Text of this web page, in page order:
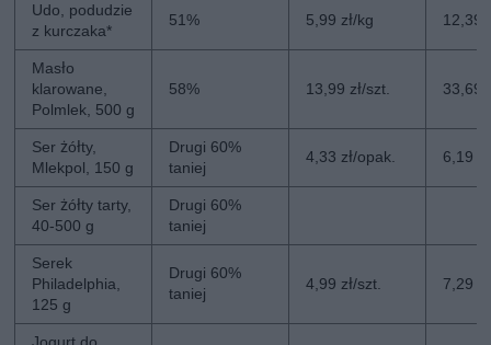
Udo, podudzie
z kurczaka*
51% 5,99 zł/kg 12,39
Masło
klarowane,
Polmlek, 500 g
58% 13,99 zł/szt. 33,69
Ser żółty,
Mlekpol, 150 g
Drugi 60%
taniej
4,33 zł/opak. 6,19
Ser żółty tarty,
40-500 g
Drugi 60%
taniej
Serek
Philadelphia,
125 g
Drugi 60%
taniej
4,99 zł/szt. 7,29